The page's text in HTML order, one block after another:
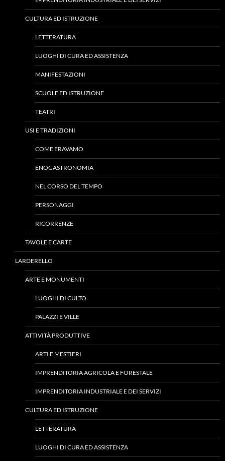
CULTURA ED ISTRUZIONE
LETTERATURA
LUOGHI DI CURA ED ASSISTENZA
MANIFESTAZIONI
SCUOLE ED ISTRUZIONE
TEATRI
USI E TRADIZIONI
COME ERAVAMO
ENOGASTRONOMIA
NEL CORSO DEL TEMPO
PERSONAGGI
RICORRENZE
TAVOLE E CARTE
LARDERELLO
ARTE E MONUMENTI
LUOGHI DI CULTO
PALAZZI E VILLE
ATTIVITÀ PRODUTTIVE
ARTI E MESTIERI
IMPRENDITORIA AGRICOLA E FORESTALE
IMPRENDITORIA INDUSTRIALE E DEI SERVIZI
CULTURA ED ISTRUZIONE
LETTERATURA
LUOGHI DI CURA ED ASSISTENZA